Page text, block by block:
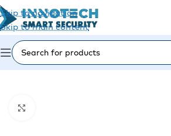
Skip to navigation
Skip to main content
Home/Video Surveillance/Analog